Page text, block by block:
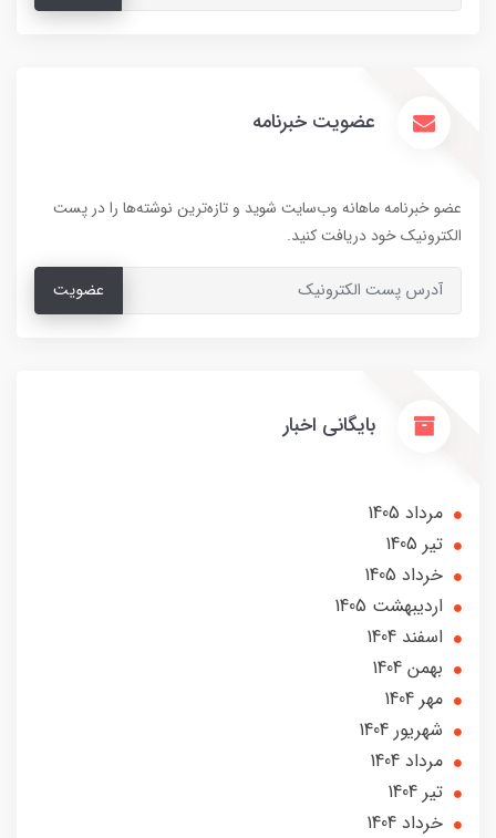
عضویت خبرنامه
عضو خبرنامه ماهانه وب‌سایت شوید و تازه‌ترین نوشته‌ها را در پست
الکترونیک خود دریافت کنید.
عضویت
بایگانی اخبار
مرداد 1405
تير 1405
خرداد 1405
ارديبهشت 1405
اسفند 1404
بهمن 1404
مهر 1404
شهریور 1404
مرداد 1404
تير 1404
خرداد 1404